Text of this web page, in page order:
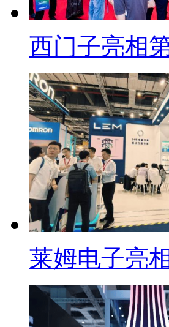
西门子亮相
莱姆电子亮